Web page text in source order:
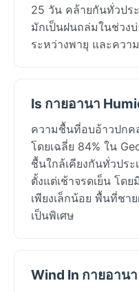
25 วัน คล้ายกันทั่วปร
มักเป็นฝนถล่มในช่วง
ระหว่างพายุ และควา
Is กายอานา
ความชื้นที่อบอ้าวปกค
โดยเฉลี่ย 84% ใน
ชื้นใกล้เคียงกันทั่วปร
ตั้งแต่เช้าจรดเย็น โด
เพียงเล็กน้อย พื้นที่ชา
เป็นพิเศษ
Wind In กายอาน